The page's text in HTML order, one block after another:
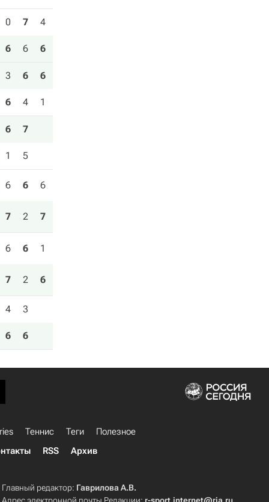
0 7 4
6 6 6
3 6 6
6 4 1
6 7
1 5
6 6 6
7 2 7
6 6 1
7 2 6
4 3
6 6
Теннис Теги
Полезное
RSS Архив
Главный редактор: Гаврилова А.В.